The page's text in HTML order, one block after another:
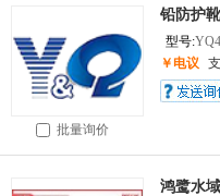
批量询价
铅防护
型号:
￥电议
鸿鹭水